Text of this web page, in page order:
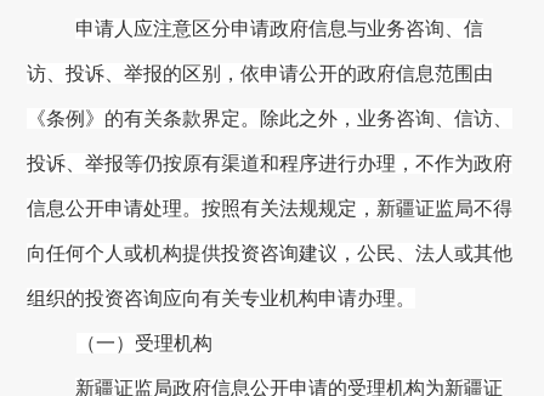
申请人应注意区分申请政府信息与业务咨询、信
访、投诉、举报的区别，依申请公开的政府信息范围由
《条例》的有关条款界定。除此之外，业务咨询、信访、
投诉、举报等仍按原有渠道和程序进行办理，不作为政府
信息公开申请处理。按照有关法规规定， 新疆证监局不得
向任何个人或机构提供投资咨询建议，公民、法人或其他
组织的投资咨询应向有关专业机构申请办理。
（一）受理机构
新疆证监局政府信息公开申请的受理机构为新疆证